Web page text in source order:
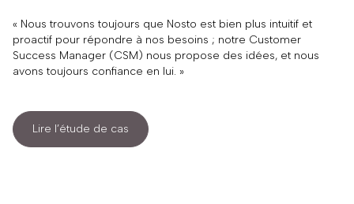
« Nous trouvons toujours que Nosto est bien plus intuitif et
proactif pour répondre à nos besoins ; notre Customer
Success Manager (CSM) nous propose des idées, et nous
avons toujours confiance en lui. »
Lire l’étude de cas